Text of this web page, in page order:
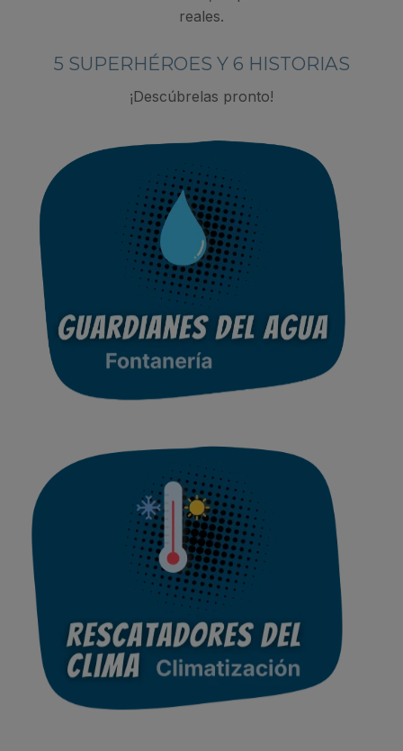
reales.
5 SUPERHÉROES Y 6 HISTORIAS
¡Descúbrelas pronto!